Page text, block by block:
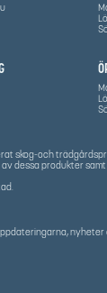
skog-och
dessa produkter
nyheter